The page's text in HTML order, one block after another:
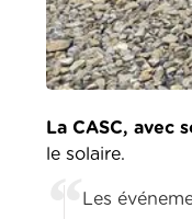
La CASC, avec
le solaire.
Les